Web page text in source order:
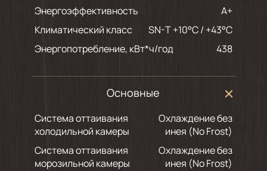
Энергоэффективность
A+
Климатический класс
SN-T +10°C / +43°C
Энергопотребление, кВт*ч/год
438
Основные
Система оттаивания
холодильной камеры
Охлаждение без
инея (No Frost)
Система оттаивания
морозильной камеры
Охлаждение без
инея (No Frost)